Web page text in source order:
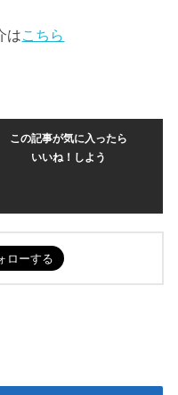
はこちら
この記事が気に入ったら
いいね！しよう